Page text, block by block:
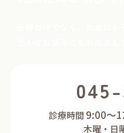
診療時間 9:00～
木曜・日